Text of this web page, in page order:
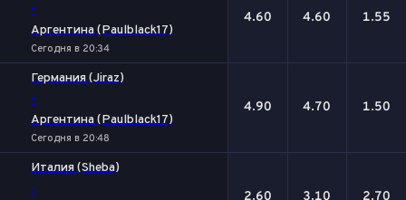
-
Аргентина (Paulblack17)
Сегодня в 20:34
4.60 4.60 1.55
Германия (Jiraz)
-
Аргентина (Paulblack17)
Сегодня в 20:48
4.90 4.70 1.50
Италия (Sheba)
- 2.60 3.10 2.70